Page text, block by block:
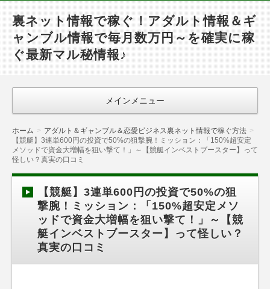
裏ネット情報で稼ぐ！アダルト情報＆ギ
ャンブル情報で毎月数万円～を確実に稼
ぐ最新マル秘情報♪
メインメニュー
ホーム
アダルト＆ギャンブル＆恋愛ビジネス裏ネット情報で稼ぐ方法
【競艇】3連単600円の投資で50%の狙撃腕！ミッション：「150%超安定
メソッドで資金大増幅を狙い撃て！」～【競艇インベストブースター】って
怪しい？真実の口コミ
【競艇】3連単600円の投資で50%の狙
撃腕！ミッション：「150%超安定メソ
ッドで資金大増幅を狙い撃て！」～【競
艇インベストブースター】って怪しい？
真実の口コミ